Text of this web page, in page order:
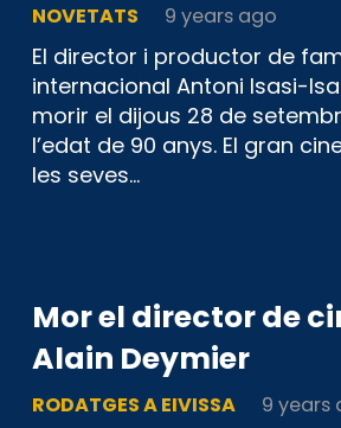
NOVETATS 9 years ago
El director i productor de
internacional Antoni Isasi-
morir el dijous 28 de
l’edat de 90 anys. El gran
les seves…
Mor el director de
Alain Deymier
RODATGES A EIVISSA 9 years